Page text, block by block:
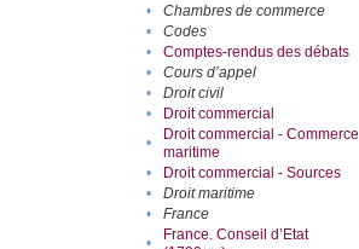
•
Chambres de commerce
•
Codes
•
Comptes-rendus des débats
•
Cours d’appel
•
Droit civil
•
Droit commercial
•
Droit commercial - Commerce
maritime
• Droit commercial - Sources
•
Droit maritime
•
France
•
France. Conseil d’Etat